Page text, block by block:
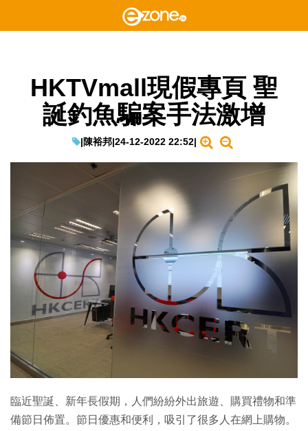
HKTVmall現假專頁 聖
誕釣魚騙案手法激增
|陳裕邦|24-12-2022 22:52|
臨近聖誕、新年長假期，人們紛紛外出旅遊、購買禮物和準
備節日佈置。節日優惠和便利，吸引了很多人在網上購物。